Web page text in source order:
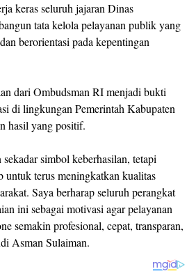
keras seluruh jajaran Dinas
tata kelola pelayanan publik yang
berorientasi pada kepentingan
dari Ombudsman RI menjadi bukti
di lingkungan Pemerintah Kabupaten
hasil yang positif.
simbol keberhasilan, tetapi
untuk terus meningkatkan kualitas
Saya berharap seluruh perangkat
ini sebagai motivasi agar pelayanan
semakin profesional, cepat, transparan,
Asman Sulaiman.